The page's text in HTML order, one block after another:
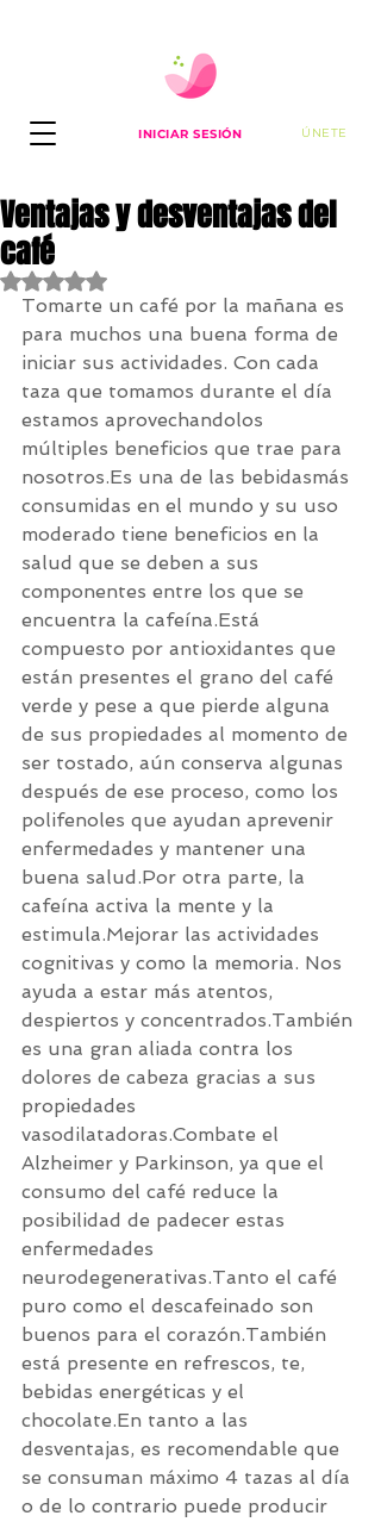
INICIAR SESIÓN ÚNETE
Ventajas y desventajas del
café
Obtuvo NaN de 5 estrellas.
Tomarte un café por la mañana es
para muchos una buena forma de
iniciar sus actividades. Con cada
taza que tomamos durante el día
estamos aprovechandolos
múltiples beneficios que trae para
nosotros.Es una de las bebidasmás
consumidas en el mundo y su uso
moderado tiene beneficios en la
salud que se deben a sus
componentes entre los que se
encuentra la cafeína.Está
compuesto por antioxidantes que
están presentes el grano del café
verde y pese a que pierde alguna
de sus propiedades al momento de
ser tostado, aún conserva algunas
después de ese proceso, como los
polifenoles que ayudan aprevenir
enfermedades y mantener una
buena salud.Por otra parte, la
cafeína activa la mente y la
estimula.Mejorar las actividades
cognitivas y como la memoria. Nos
ayuda a estar más atentos,
despiertos y concentrados.También
es una gran aliada contra los
dolores de cabeza gracias a sus
propiedades
vasodilatadoras.Combate el
Alzheimer y Parkinson, ya que el
consumo del café reduce la
posibilidad de padecer estas
enfermedades
neurodegenerativas.Tanto el café
puro como el descafeinado son
buenos para el corazón.También
está presente en refrescos, te,
bebidas energéticas y el
chocolate.En tanto a las
desventajas, es recomendable que
se consuman máximo 4 tazas al día
o de lo contrario puede producir